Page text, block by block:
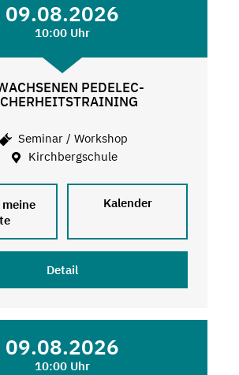
09.08.2026
10:00 Uhr
PEDELEC-
Seminar / Workshop
Kirchbergschule
Kalender
Detail
09.08.2026
10:00 Uhr